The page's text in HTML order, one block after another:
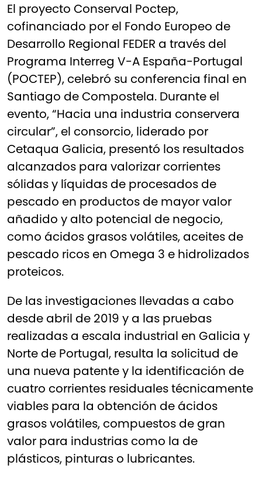
El proyecto Conserval Poctep,
cofinanciado por el Fondo Europeo de
Desarrollo Regional FEDER a través del
Programa Interreg V-A España-Portugal
(POCTEP), celebró su conferencia final en
Santiago de Compostela. Durante el
evento, “Hacia una industria conservera
circular”, el consorcio, liderado por
Cetaqua Galicia, presentó los resultados
alcanzados para valorizar corrientes
sólidas y líquidas de procesados de
pescado en productos de mayor valor
añadido y alto potencial de negocio,
como ácidos grasos volátiles, aceites de
pescado ricos en Omega 3 e hidrolizados
proteicos.
De las investigaciones llevadas a cabo
desde abril de 2019 y a las pruebas
realizadas a escala industrial en Galicia y
Norte de Portugal, resulta la solicitud de
una nueva patente y la identificación de
cuatro corrientes residuales técnicamente
viables para la obtención de ácidos
grasos volátiles, compuestos de gran
valor para industrias como la de
plásticos, pinturas o lubricantes.